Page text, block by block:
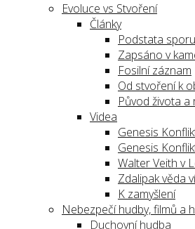
Evoluce vs Stvoření
Články
Podstata sporu
Zapsáno v
Fosilní záznam
Od stvoření k
Původ života
Videa
Genesis
Genesis
Walter Veith v
Zdalipak věda ví
K zamyšlení
Nebezpečí hudby, filmů a
Duchovní hudba